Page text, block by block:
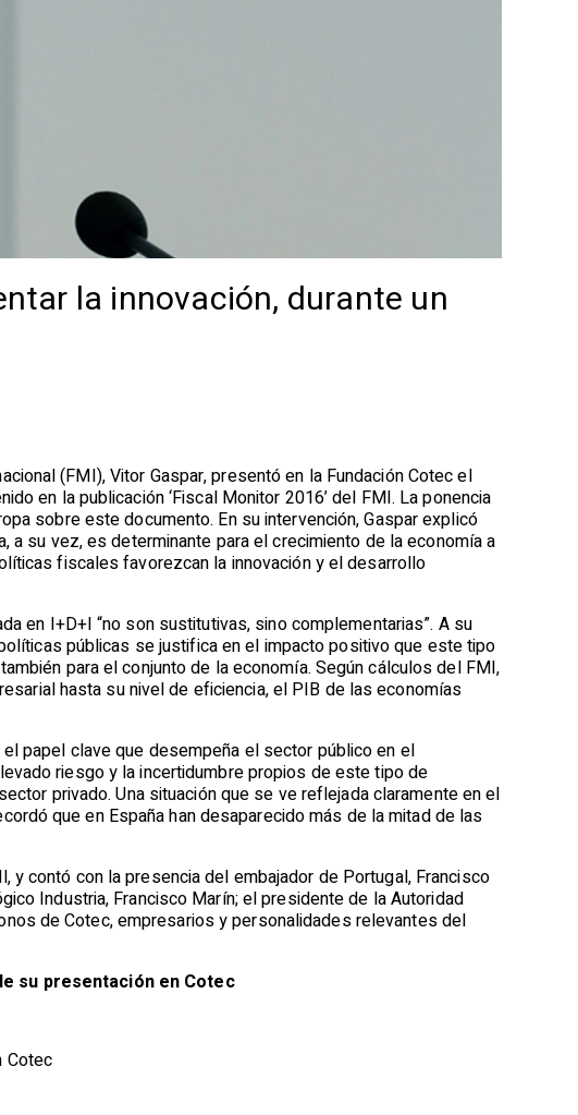
la innovación, durante un
(FMI), Vitor Gaspar, presentó en la Fundación Cotec el
en la publicación‘Fiscal Monitor 2016’ del FMI. Laponencia
sobre este documento. En su intervención, Gaspar explicó
a su vez, es determinante para el crecimiento de la economía a
fiscales favorezcan la innovación y el desarrollo
en I+D+I “no son sustitutivas, sino complementarias”. A su
públicas se justifica en el impacto positivo que este tipo
para el conjunto de la economía. Según cálculos del FMI,
hasta su nivel de eficiencia, el PIB de las economías
papel clave que desempeña el sector público en el
riesgo y la incertidumbre propios de este tipo de
privado. Una situación que se ve reflejada claramente en el
que en España han desaparecido más de la mitad de las
contó con la presencia del embajador de Portugal, Francisco
Industria, Francisco Marín; el presidente de la Autoridad
de Cotec, empresarios y personalidades relevantes del
su presentación en Cotec